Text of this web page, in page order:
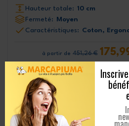
Hauteur totale: 10 cm
Fermeté:
Moyen
Caractéristiques: Coton,
à partir de 451,26 €
EN SAVOIR